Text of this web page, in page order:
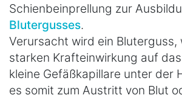
Schienbeinprellung zur
Blutergusses.
Verursacht wird ein Bluterguss,
starken Krafteinwirkung auf
kleine Gefäßkapillare unter der
es somit zum Austritt von Blut